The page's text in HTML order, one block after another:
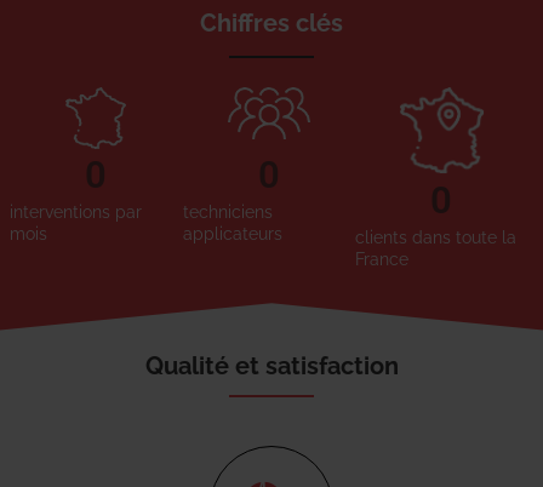
Chiffres clés
interventions par
mois
0
techniciens
applicateurs
0
clients dans toute la
France
0
Qualité et satisfaction